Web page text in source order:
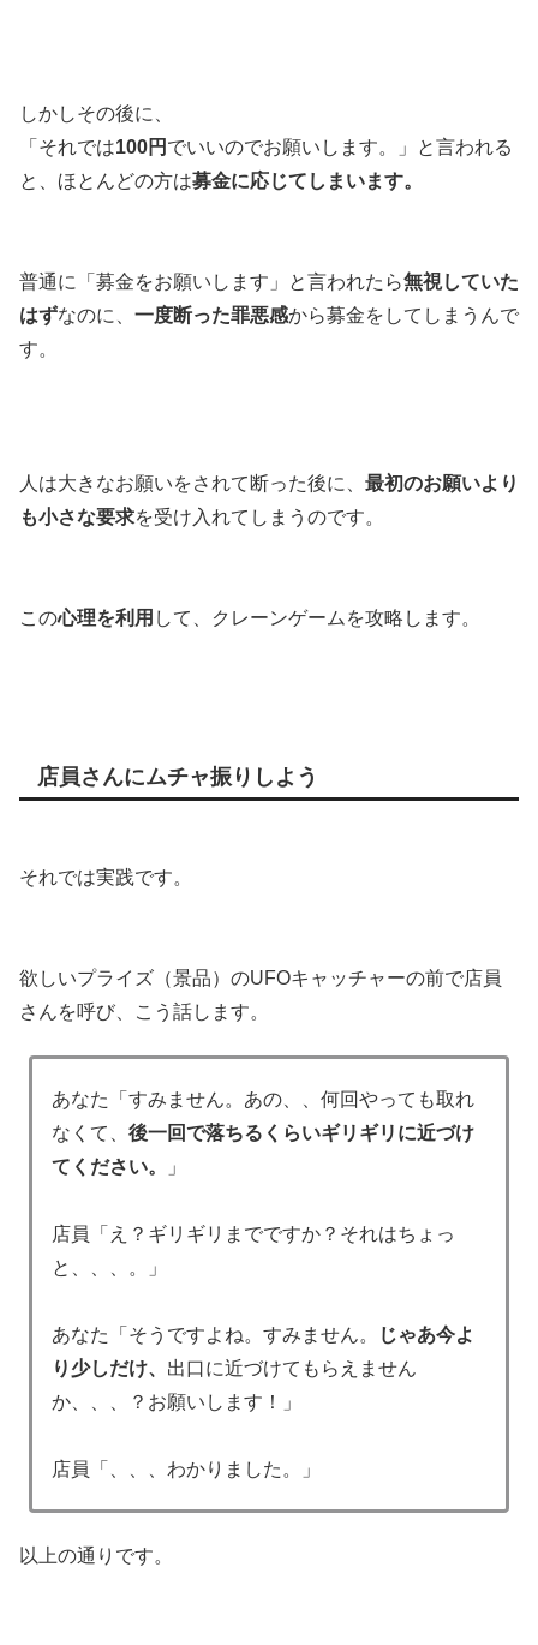
しかしその後に、
「それでは100円 でいいのでお願いします。」と言われる
と、ほとんどの方は募金に応じてしまいます。
普通に「募金をお願いします」と言われたら無視していた
はずなのに、 一度断った罪悪感から募金をしてしまうんで
す。
人は大きなお願いをされて断った後に、 最初のお願いより
も小さな要求を受け入れてしまうのです。
この心理を利用 して、クレーンゲームを攻略します。
店員さんにムチャ振りしよう
それでは実践です。
欲しいプライズ（景品）のUFOキャッチャーの前で店員
さんを呼び、こう話します。
あなた「すみません。あの、、何回やっても取れ
なくて、後一回で落ちるくらいギリギリに近づけ
てください。
」
店員「え？ギリギリまでですか？それはちょっ
と、、、。」
あなた「そうですよね。すみません。
じゃあ今よ
り少しだけ、 出口に近づけてもらえません
か、、、？お願いします！」
店員「、、、わかりました。」
以上の通りです。